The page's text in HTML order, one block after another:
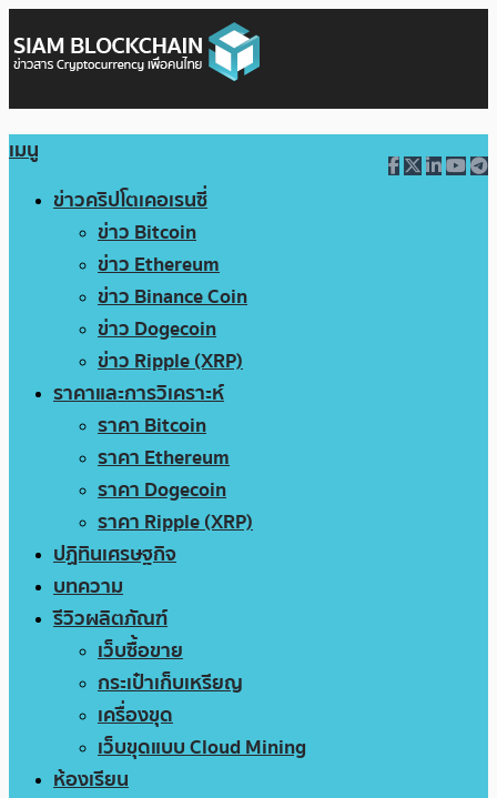
เมนู
ข่าวคริปโตเคอเรนซี่
ข่าว Bitcoin
ข่าว Ethereum
ข่าว Binance Coin
ข่าว Dogecoin
ข่าว Ripple (XRP)
ราคาและการวิเคราะห์
ราคา Bitcoin
ราคา Ethereum
ราคา Dogecoin
ราคา Ripple (XRP)
ปฏิทินเศรษฐกิจ
บทความ
รีวิวผลิตภัณฑ์
เว็บซื้อขาย
กระเป๋าเก็บเหรียญ
เครื่องขุด
เว็บขุดแบบ Cloud Mining
ห้องเรียน